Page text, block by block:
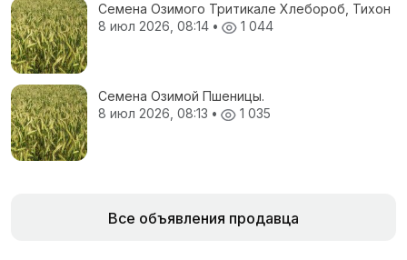
Семена Озимого Тритикале Хлебороб, Тихон
8 июл 2026, 08:14 • 1 044
Семена Озимой Пшеницы.
8 июл 2026, 08:13 • 1 035
Все объявления продавца